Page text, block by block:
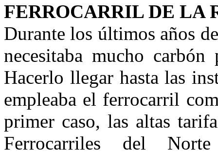
FERROCARRIL DE LA
Durante los últimos años
necesitaba mucho
Hacerlo llegar hasta las
empleaba el ferrocarril
primer caso, las altas
Ferrocarriles del